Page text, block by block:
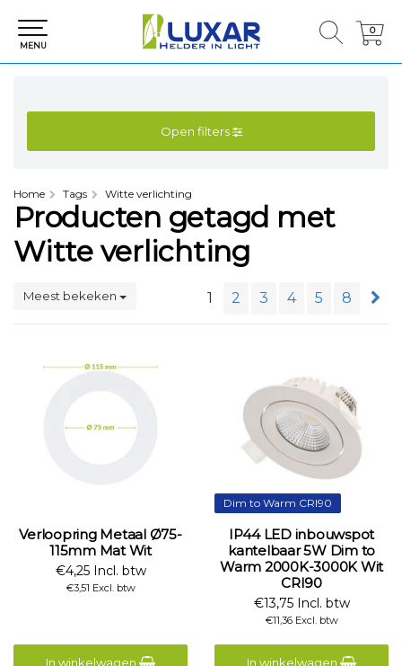
0
0
MENU
Open filters
Home Tags Witte verlichting
Producten getagd met
Witte verlichting
Meest bekeken 1 2 3 4 5 8
Verloopring Metaal Ø75-
115mm Mat Wit
€4,25 Incl. btw
€3,51 Excl. btw
In winkelwagen
Dim to Warm CRI90
IP44 LED inbouwspot
kantelbaar 5W Dim to
Warm 2000K-3000K Wit
CRI90
€13,75 Incl. btw
€11,36 Excl. btw
In winkelwagen